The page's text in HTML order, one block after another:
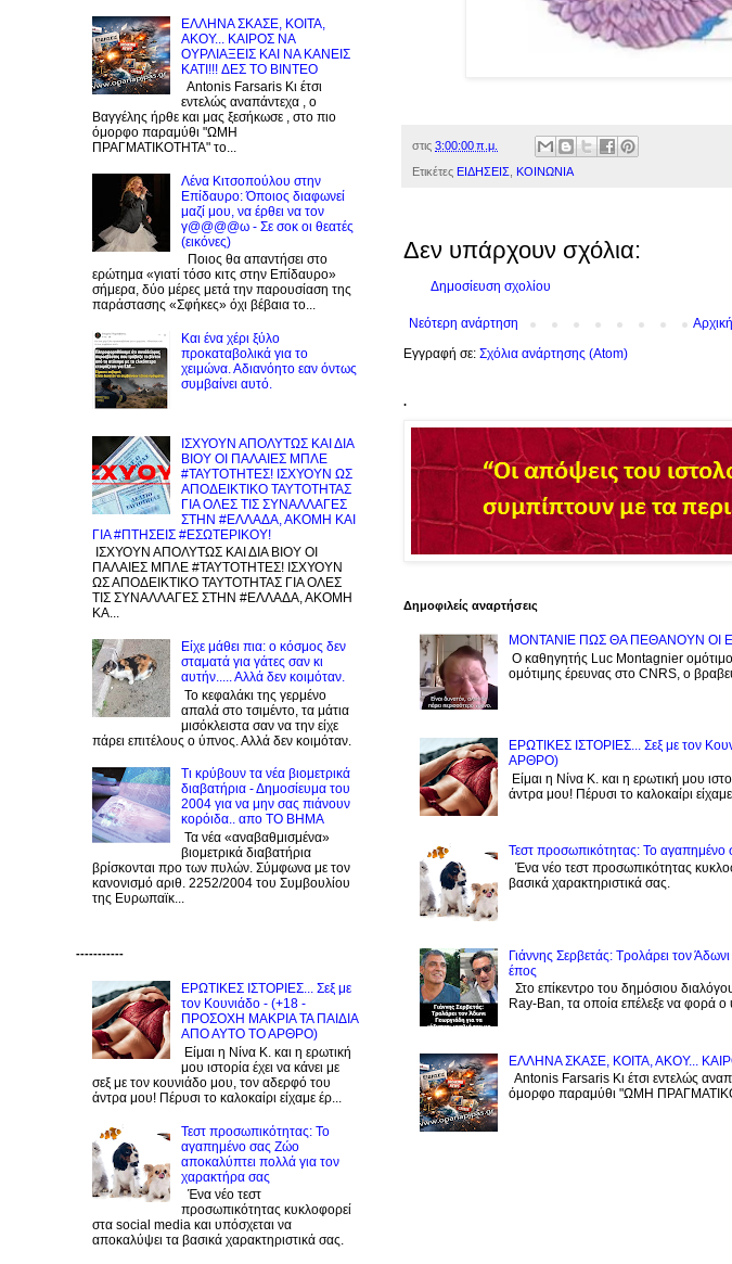
στις 3:00:00 π.μ.
Ετικέτες ΕΙΔΗΣΕΙΣ ΚΟΙΝΩΝΙΑ
Δεν υπάρχουν σχόλια:
Δημοσίευση σχολίου
Νεότερη ανάρτηση
Εγγραφή σε: Σχόλια ανάρτησης (Atom)
.
Δημοφιλείς αναρτήσεις
ΜΟΝΤΑΝΙΕ ΠΩΣ ΘΑ ΠΕΘΑΝΟΥΝ ΟΙ
Ο καθηγητής Luc Montagnier
ομότιμης έρευνας στο CNRS, o
ΕΡΩΤΙΚΕΣ ΙΣΤΟΡΙΕΣ... Σεξ με τον
ΑΡΘΡΟ)
Είμαι η Νίνα Κ. και η ερωτική μου
άντρα μου! Πέρυσι το καλοκαίρι είχαμε
Τεστ προσωπικότητας: Το αγαπημένο
Ένα νέο τεστ προσωπικότητας
βασικά χαρακτηριστικά σας.
Γιάννης Σερβετάς: Τρολάρει τον
έπος
Στο επίκεντρο του δημόσιου
Ray-Ban, τα οποία επέλεξε να φορά
EΛΛΗΝΑ ΣΚΑΣΕ, ΚΟΙΤΑ, ΑΚΟΥ...
Antonis Farsaris Κι έτσι εντελώς
όμορφο παραμύθι "ΩΜΗ
EΛΛΗΝΑ ΣΚΑΣΕ, ΚΟΙΤΑ,
ΑΚΟΥ... ΚΑΙΡΟΣ ΝΑ
ΟΥΡΛIAΞΕΙΣ ΚΑΙ ΝΑ ΚΑΝΕΙΣ
KATI!!! ΔΕΣ TO BINTEO
Antonis Farsaris Κι έτσι
εντελώς αναπάντεχα , ο
Βαγγέλης ήρθε και μας ξεσήκωσε , στο πιο
όμορφο παραμύθι "ΩΜΗ
ΠΡΑΓΜΑΤΙΚΟΤΗΤΑ" το...
Λένα Κιτσοπούλου στην
Επίδαυρο: Όποιος διαφωνεί
μαζί μου, να έρθει να τον
γ@@@@ω - Σε σοκ οι θεατές
(εικόνες)
Ποιος θα απαντήσει στο
ερώτημα «γιατί τόσο κιτς στην Επίδαυρο»
σήμερα, δύο μέρες μετά την παρουσίαση της
παράστασης «Σφήκες» όχι βέβαια το...
Και ένα χέρι ξύλο
προκαταβολικά για το
χειμώνα. Αδιανόητο εαν όντως
συμβαίνει αυτό.
ΙΣΧΥΟΥΝ ΑΠΟΛΥΤΩΣ ΚΑΙ ΔΙΑ
ΒΙΟΥ ΟΙ ΠΑΛΑΙΕΣ ΜΠΛΕ
#ΤΑΥΤΟΤΗΤΕΣ! ΙΣΧΥΟΥΝ ΩΣ
ΑΠΟΔΕΙΚΤΙΚΟ ΤΑΥΤΟΤΗΤΑΣ
ΓΙΑ ΟΛΕΣ ΤΙΣ ΣΥΝΑΛΛΑΓΕΣ
ΣΤΗΝ #ΕΛΛΑΔΑ, ΑΚΟΜΗ ΚΑΙ
ΓΙΑ #ΠΤΗΣΕΙΣ #ΕΣΩΤΕΡΙΚΟΥ!
ΙΣΧΥΟΥΝ ΑΠΟΛΥΤΩΣ ΚΑΙ ΔΙΑ ΒΙΟΥ ΟΙ
ΠΑΛΑΙΕΣ ΜΠΛΕ #ΤΑΥΤΟΤΗΤΕΣ! ΙΣΧΥΟΥΝ
ΩΣ ΑΠΟΔΕΙΚΤΙΚΟ ΤΑΥΤΟΤΗΤΑΣ ΓΙΑ ΟΛΕΣ
ΤΙΣ ΣΥΝΑΛΛΑΓΕΣ ΣΤΗΝ #ΕΛΛΑΔΑ, ΑΚΟΜΗ
ΚΑ...
Είχε μάθει πια: ο κόσμος δεν
σταματά για γάτες σαν κι
αυτήν..... Αλλά δεν κοιμόταν.
Το κεφαλάκι της γερμένο
απαλά στο τσιμέντο, τα μάτια
μισόκλειστα σαν να την είχε
πάρει επιτέλους ο ύπνος. Αλλά δεν κοιμόταν.
Τι κρύβουν τα νέα βιομετρικά
διαβατήρια - Δημοσίευμα του
2004 για να μην σας πιάνουν
κορόιδα.. απο ΤΟ ΒΗΜΑ
Τα νέα «αναβαθμισμένα»
βιομετρικά διαβατήρια
βρίσκονται προ των πυλών. Σύμφωνα με τον
κανονισμό αριθ. 2252/2004 του Συμβουλίου
της Ευρωπαϊκ...
-----------
ΕΡΩΤΙΚΕΣ ΙΣΤΟΡΙΕΣ... Σεξ με
τον Kουνιάδο - (+18 -
ΠΡΟΣΟΧΗ ΜΑΚΡΙΑ ΤΑ ΠΑΙΔΙΑ
ΑΠΟ ΑΥΤΟ ΤΟ ΑΡΘΡΟ)
Είμαι η Νίνα Κ. και η ερωτική
μου ιστορία έχει να κάνει με
σεξ με τον κουνιάδο μου, τον αδερφό του
άντρα μου! Πέρυσι το καλοκαίρι είχαμε έρ...
Τεστ προσωπικότητας: Το
αγαπημένο σας Zώο
αποκαλύπτει πολλά για τον
χαρακτήρα σας
Ένα νέο τεστ
προσωπικότητας κυκλοφορεί
στα social media και υπόσχεται να
αποκαλύψει τα βασικά χαρακτηριστικά σας.